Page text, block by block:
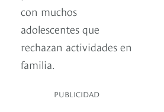
con muchos
adolescentes que
rechazan actividades en
familia.
PUBLICIDAD